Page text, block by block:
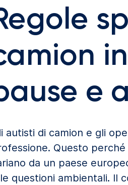
e
autisti di camion e gli
Questo
da un paese
questioni ambientali. Il